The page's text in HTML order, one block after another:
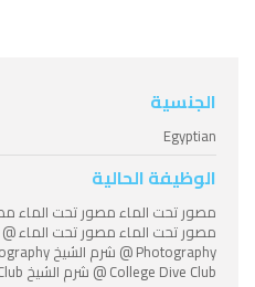
الجنسية
Egyptian
الوظيفة الحالية
مصور تحت الماء مصور تحت الماء
College Dive Club @ شرم الشيخ Sea College Dive Club